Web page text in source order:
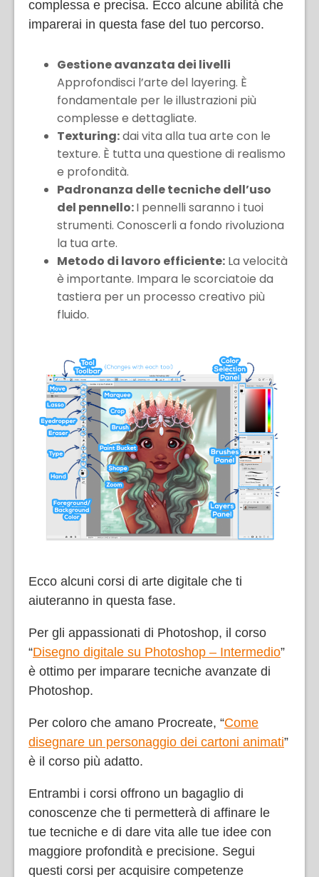
complessa e precisa. Ecco alcune abilità che
imparerai in questa fase del tuo percorso.
Gestione avanzata dei livelli
Approfondisci l’arte del layering. È
fondamentale per le illustrazioni più
complesse e dettagliate.
Texturing:dai vita alla tua arte con le
texture. È tutta una questione di realismo
e profondità.
Padronanza delle tecniche dell’uso
del pennello:I pennelli saranno i tuoi
strumenti. Conoscerli a fondo rivoluziona
la tua arte.
Metodo di lavoro efficiente: La velocità
è importante. Impara le scorciatoie da
tastiera per un processo creativo più
fluido.
Ecco alcuni corsi di arte digitale che ti
aiuteranno in questa fase.
Per gli appassionati di Photoshop, il corso
“Disegno digitale su Photoshop – Intermedio”
è ottimo per imparare tecniche avanzate di
Photoshop.
Per coloro che amano Procreate, “Come
disegnare un personaggio dei cartoni animati”
è il corso più adatto.
Entrambi i corsi offrono un bagaglio di
conoscenze che ti permetterà di affinare le
tue tecniche e di dare vita alle tue idee con
maggiore profondità e precisione. Segui
questi corsi per acquisire competenze